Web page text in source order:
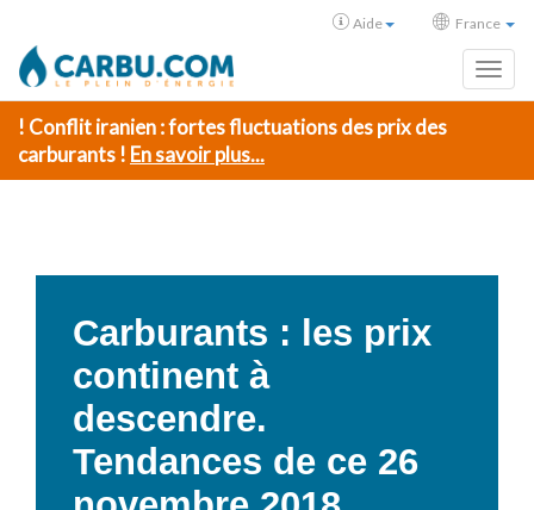
Aide France
! Conflit iranien : fortes fluctuations des prix des
carburants ! En savoir plus...
Carburants : les prix
continent à
descendre.
Tendances de ce 26